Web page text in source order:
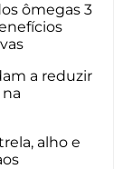
ômegas 3
a reduzir
alho e